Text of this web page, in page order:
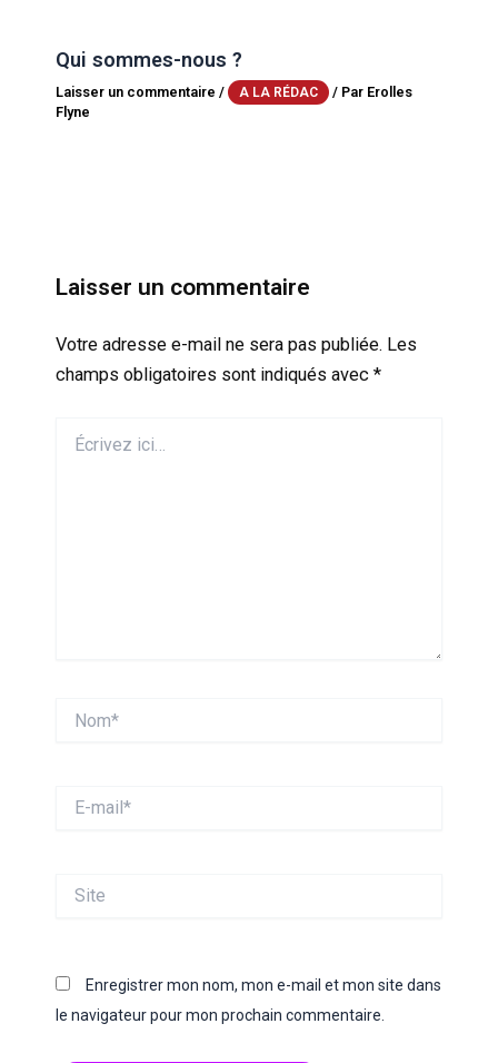
Qui sommes-nous ?
Laisser un commentaire / A LA RÉDAC / Par Erolles
Flyne
Laisser un commentaire
Votre adresse e-mail ne sera pas publiée. Les
champs obligatoires sont indiqués avec *
ici…
mail*
Enregistrer mon nom, mon e-mail et mon site dans
le navigateur pour mon prochain commentaire.